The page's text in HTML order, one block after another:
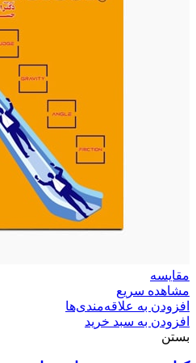
مقایسه
مشاهده سریع
افزودن به علاقه‌مندی‌ها
افزودن به سبد خرید
بستن